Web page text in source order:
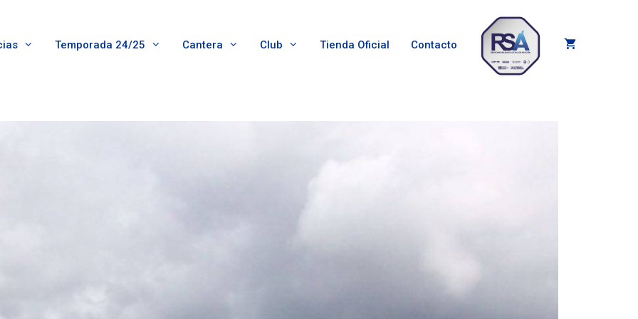
Temporada 24/25 Cantera Club Tienda Oficial Contacto